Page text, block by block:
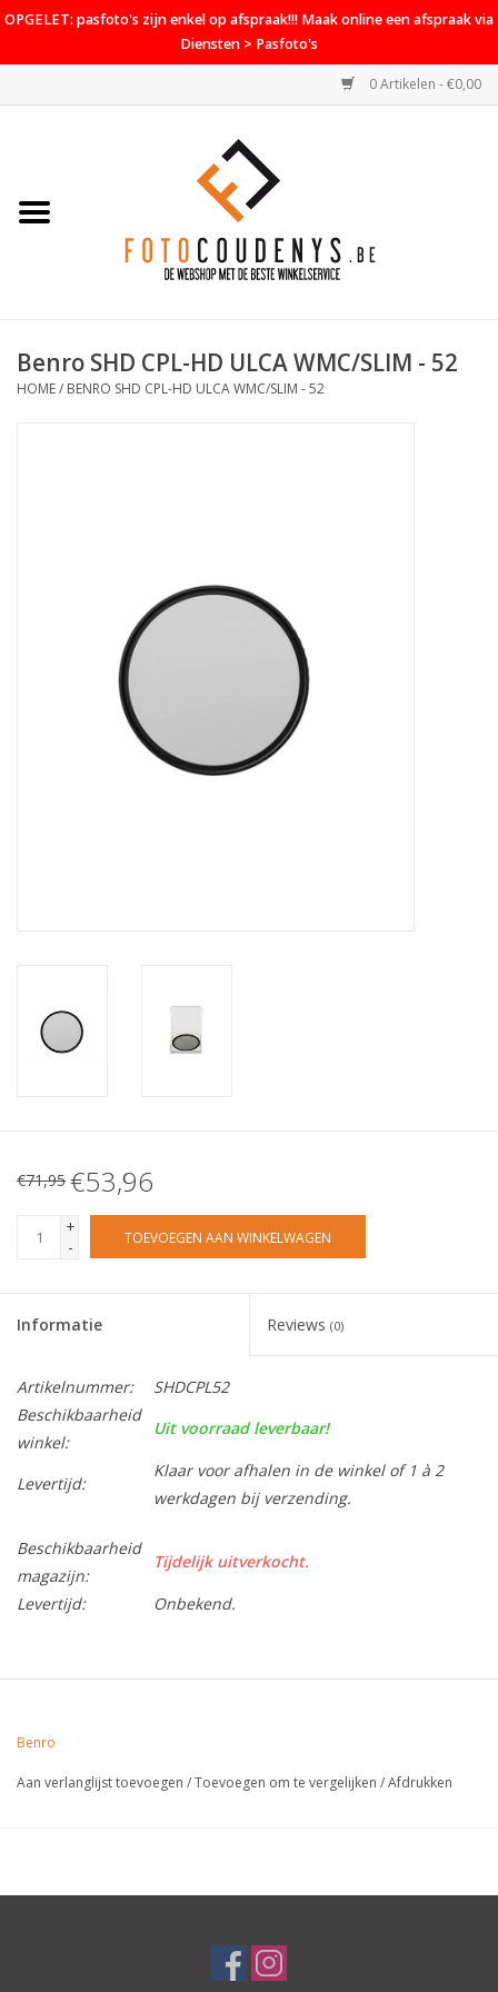
OPGELET: pasfoto's zijn enkel op afspraak!!! Maak online een afspraak via
Diensten > Pasfoto's
0 Artikelen - €0,00
Home
PROMO
Benro SHD CPL-HD ULCA WMC/SLIM - 52
HOME/ BENRO SHD CPL-HD ULCA WMC/SLIM - 52
€71,95 €53,96
+
-
TOEVOEGEN AAN WINKELWAGEN
Informatie Reviews (0)
Artikelnummer:
SHDCPL52
Beschikbaarheid
winkel:
Uit voorraad leverbaar!
Levertijd:
Klaar voor afhalen in de winkel of 1 à 2
werkdagen bij verzending.
Beschikbaarheid
magazijn:
Tijdelijk uitverkocht.
Levertijd:
Onbekend.
Benro
Aan verlanglijst toevoegen /Toevoegen om te vergelijken /Afdrukken